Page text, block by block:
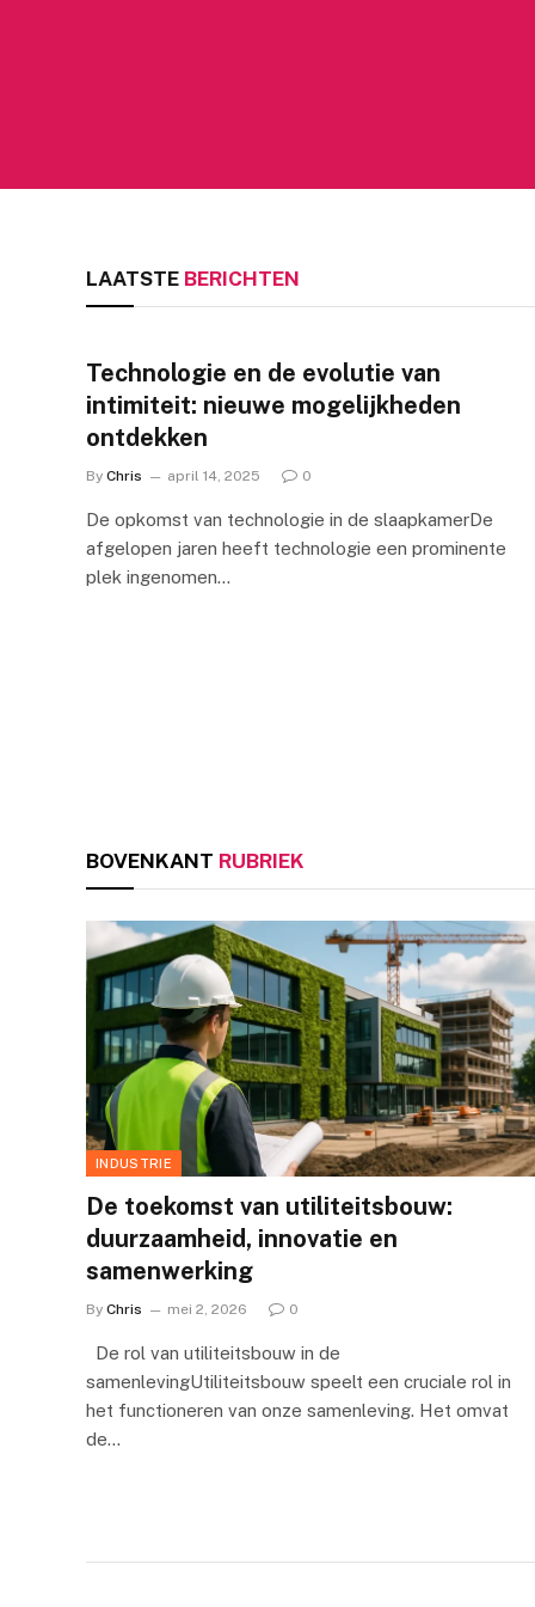
LAATSTE BERICHTEN
Technologie en de evolutie van
intimiteit: nieuwe mogelijkheden
ontdekken
By Chris april 14, 2025 0
De opkomst van technologie in de slaapkamerDe
afgelopen jaren heeft technologie een prominente
plek ingenomen…
BOVENKANT RUBRIEK
INDUSTRIE
De toekomst van utiliteitsbouw:
duurzaamheid, innovatie en
samenwerking
By Chris mei 2, 2026 0
De rol van utiliteitsbouw in de
samenlevingUtiliteitsbouw speelt een cruciale rol in
het functioneren van onze samenleving. Het omvat
de…